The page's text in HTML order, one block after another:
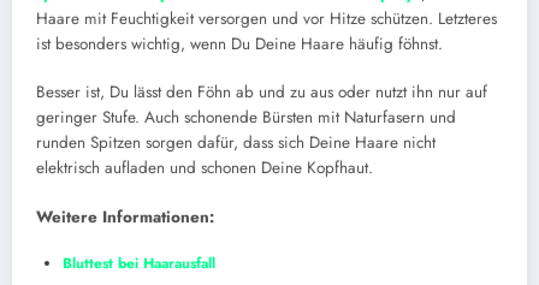
Haare mit Feuchtigkeit versorgen und vor Hitze schützen. Letzteres
ist besonders wichtig, wenn Du Deine Haare häufig föhnst.
Besser ist, Du lässt den Föhn ab und zu aus oder nutzt ihn nur auf
geringer Stufe. Auch schonende Bürsten mit Naturfasern und
runden Spitzen sorgen dafür, dass sich Deine Haare nicht
elektrisch aufladen und schonen Deine Kopfhaut.
Weitere Informationen:
Bluttest bei Haarausfall